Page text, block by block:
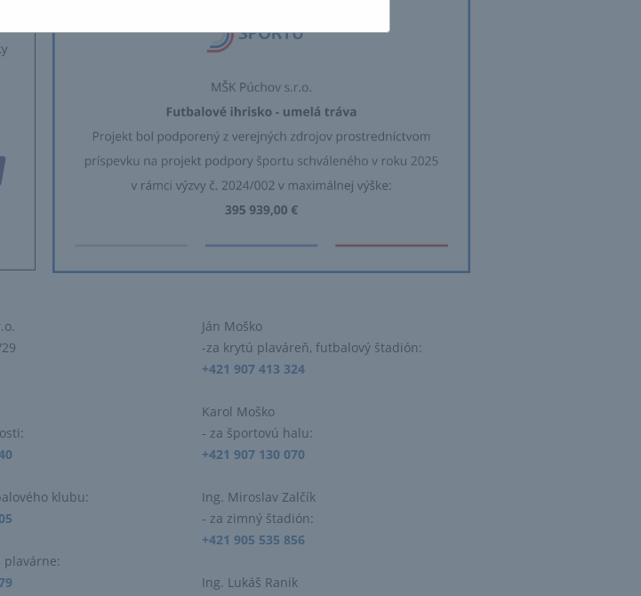
klubu:
plavárne:
Ján Moško
-za krytú plaváreň, futbalový štadión:
+421 907 413 324
Karol Moško
- za športovú halu:
+421 907 130 070
Ing. Miroslav Zalčík
- za zimný štadión:
+421 905 535 856
Ing. Lukáš Ranik